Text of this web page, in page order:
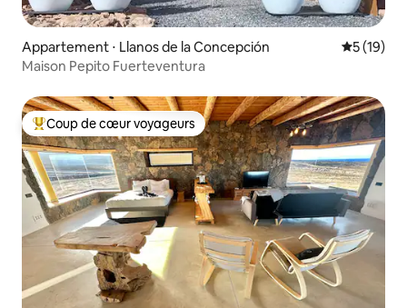
Appartement ⋅ Llanos de la Concepción
5 (19)
Maison Pepito Fuerteventura
Coups de cœur voyageurs les plus appréciés
Coup de cœur voyageurs